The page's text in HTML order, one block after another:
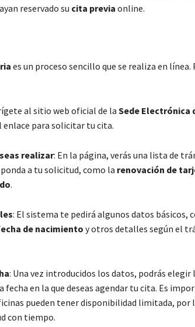
reservado su cita previa online.
es un proceso sencillo que se realiza en línea.
al sitio web oficial de la Sede Electrónica
enlace para solicitar tu cita.
realizar: En la página, verás una lista de
a tu solicitud, como la renovación de
.
: El sistema te pedirá algunos datos básicos,
de nacimiento y otros detalles según el
: Una vez introducidos los datos, podrás elegir
fecha en la que deseas agendar tu cita. Es
pueden tener disponibilidad limitada, por
con tiempo.